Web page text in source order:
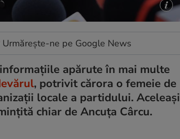
Urmărește-ne pe Google News
apărute în mai multe
, potrivit cărora o femeie de
locale a partidului. Aceleași
chiar de Ancuța Cârcu.